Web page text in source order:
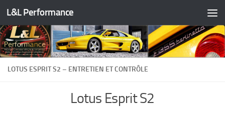
Skip to content
L&L Performance
LOTUS ESPRIT S2 – ENTRETIEN ET CONTRÔLE
Lotus Esprit S2